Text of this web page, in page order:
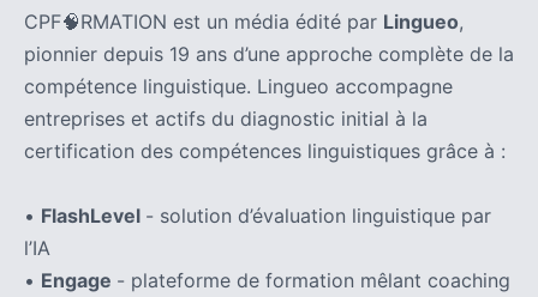
CPF🧠RMATION est un média édité par Lingueo,
pionnier depuis 19 ans d’une approche complète de la
compétence linguistique. Lingueo accompagne
entreprises et actifs du diagnostic initial à la
certification des compétences linguistiques grâce à :
• FlashLevel - solution d’évaluation linguistique par
l’IA
• Engage - plateforme de formation mêlant coaching